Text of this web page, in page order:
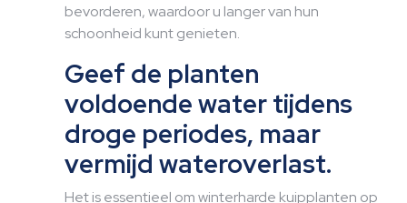
bevorderen, waardoor u langer van hun
schoonheid kunt genieten.
Geef de planten
voldoende water tijdens
droge periodes, maar
vermijd wateroverlast.
Het is essentieel om winterharde kuipplanten op